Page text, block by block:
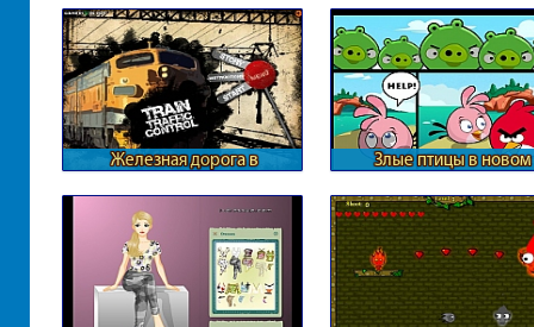
Железная дорога в
Злые птицы в новом